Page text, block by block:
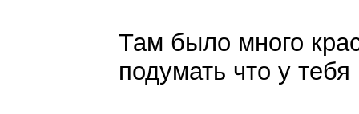
Там было много
подумать что у